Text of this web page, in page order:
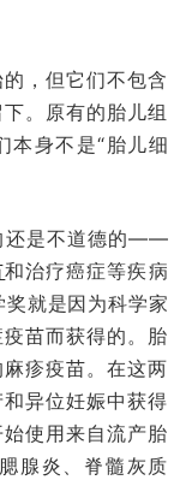
，但它们不包含
。原有的胎儿组
本身不是“胎儿细
还是不道德的——
和治疗癌症等疾病
就是因为科学家
苗而获得的。胎
疹疫苗。在这两
异位妊娠中获得
使用来自流产胎
腺炎、脊髓灰质